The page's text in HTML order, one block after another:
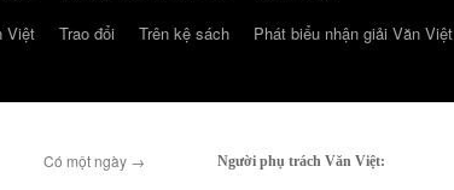
Việt Trao đổi Trên kệ sách
Phát biểu nhận giải Văn Việt
Có một ngày → Người phụ trách Văn Việt: